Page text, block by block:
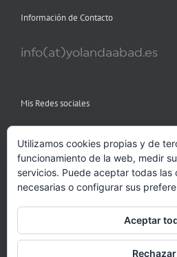
Información de Contacto
info(at)yolandaabad.es
Mis Redes sociales
Utilizamos cookies propias y de
funcionamiento de la web, medir
servicios. Puede aceptar todas las
necesarias o configurar sus
Aceptar
Rechazar